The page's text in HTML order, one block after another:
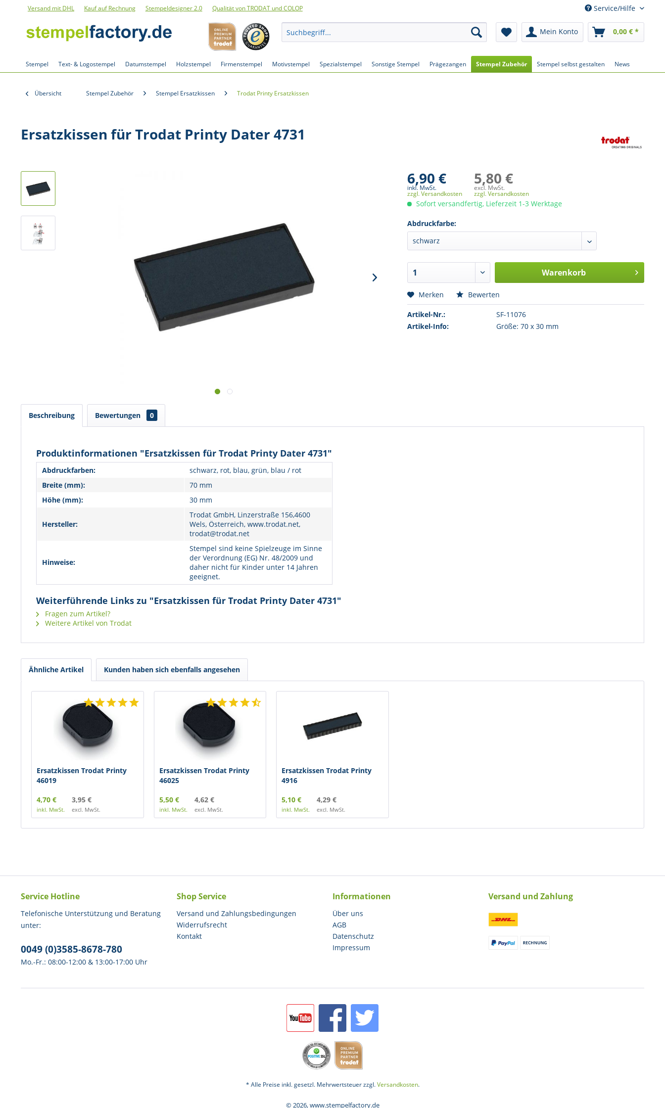
Versand mit DHL Kauf auf Rechnung Stempeldesigner 2.0 Qualität von TRODAT und COLOP Service/Hilfe
Mein Konto 0,00 € *
Stempel Text- & Logostempel Datumstempel Holzstempel Firmenstempel Motivstempel Spezialstempel Sonstige Stempel Prägezangen Stempel Zubehör Stempel selbst gestalten News
Übersicht Stempel Zubehör Stempel Ersatzkissen Trodat Printy Ersatzkissen
Ersatzkissen für Trodat Printy Dater 4731
6,90 €
inkl. MwSt.
zzgl. Versandkosten
5,80 €
excl. MwSt.
zzgl. Versandkosten
Sofort versandfertig, Lieferzeit 1-3 Werktage
Abdruckfarbe:
Warenkorb
Merken Bewerten
Artikel-Nr.:
SF-11076
Artikel-Info:
Größe: 70 x 30 mm
Beschreibung Bewertungen 0
Produktinformationen "Ersatzkissen für Trodat Printy Dater 4731"
Abdruckfarben:
schwarz, rot, blau, grün, blau / rot
Breite (mm):
70 mm
Höhe (mm):
30 mm
Hersteller:
Trodat GmbH, Linzerstraße 156,4600
Wels, Österreich, www.trodat.net,
trodat@trodat.net
Hinweise:
Stempel sind keine Spielzeuge im Sinne
der Verordnung (EG) Nr. 48/2009 und
daher nicht für Kinder unter 14 Jahren
geeignet.
Weiterführende Links zu "Ersatzkissen für Trodat Printy Dater 4731"
Fragen zum Artikel?
Weitere Artikel von Trodat
Ähnliche Artikel Kunden haben sich ebenfalls angesehen
Ersatzkissen Trodat Printy
46019
4,70 €
inkl. MwSt.
3,95 €
excl. MwSt.
Ersatzkissen Trodat Printy
46025
5,50 €
inkl. MwSt.
4,62 €
excl. MwSt.
Ersatzkissen Trodat Printy
4916
5,10 €
inkl. MwSt.
4,29 €
excl. MwSt.
Service Hotline
Telefonische Unterstützung und Beratung
unter:
0049 (0)3585-8678-780
Mo.-Fr.: 08:00-12:00 & 13:00-17:00 Uhr
Shop Service
Versand und Zahlungsbedingungen
Widerrufsrecht
Kontakt
Informationen
Über uns
AGB
Datenschutz
Impressum
Versand und Zahlung
* Alle Preise inkl. gesetzl. Mehrwertsteuer zzgl.Versandkosten.
© 2026, www.stempelfactory.de